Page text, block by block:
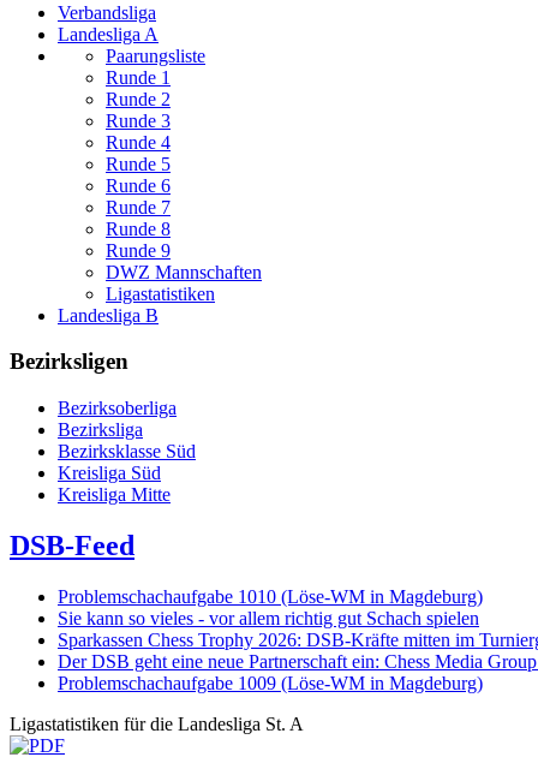
Verbandsliga
Landesliga A
Paarungsliste
Runde 1
Runde 2
Runde 3
Runde 4
Runde 5
Runde 6
Runde 7
Runde 8
Runde 9
DWZ Mannschaften
Ligastatistiken
Landesliga B
Bezirksligen
Bezirksoberliga
Bezirksliga
Bezirksklasse Süd
Kreisliga Süd
Kreisliga Mitte
DSB-Feed
Problemschachaufgabe 1010 (Löse-WM in Magdeburg)
Sie kann so vieles - vor allem richtig gut Schach spielen
Sparkassen Chess Trophy 2026: DSB-Kräfte mitten im
Der DSB geht eine neue Partnerschaft ein: Chess Media
Problemschachaufgabe 1009 (Löse-WM in Magdeburg)
Ligastatistiken für die Landesliga St. A